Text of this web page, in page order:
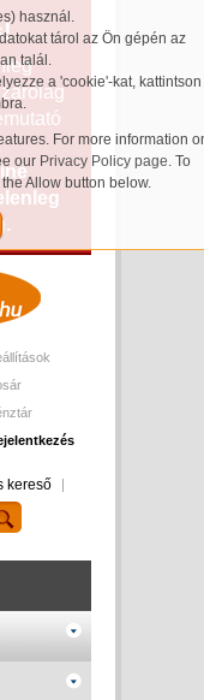
használ.
tárol az Ön gépén az
talál.
a 'cookie'-kat, kattintson
For more information
our Privacy Policy page. To
Allow button below.
kereső